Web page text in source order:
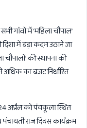
गांवों में ‘महिला चौपाल’
दिशा में बड़ा कदम उठाने जा
की स्थापना की
का बजट निर्धारित
अप्रैल को पंचकूला स्थित
राज दिवस कार्यक्रम